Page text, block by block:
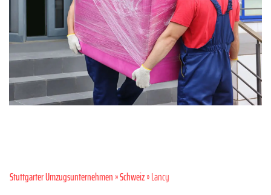
Stuttgarter Umzugsunternehmen»Schweiz» Lancy